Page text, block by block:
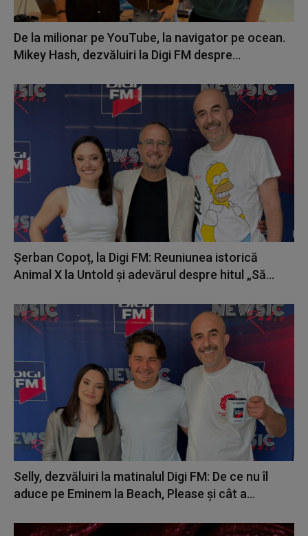
De la milionar pe YouTube, la navigator pe ocean.
Mikey Hash, dezvăluiri la Digi FM despre...
Șerban Copoț, la Digi FM: Reuniunea istorică
Animal X la Untold și adevărul despre hitul „Să...
Selly, dezvăluiri la matinalul Digi FM: De ce nu îl
aduce pe Eminem la Beach, Please și cât a...